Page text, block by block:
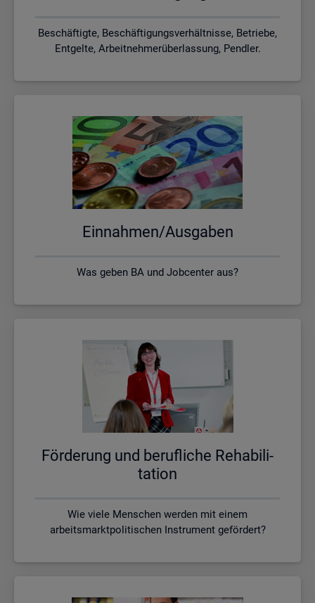
Beschäftigte, Beschäftigungsverhältnisse, Betriebe,
Entgelte, Arbeitnehmerüberlassung, Pendler.
Ein­nah­men/Aus­ga­ben
Was geben BA und Jobcenter aus?
För­de­rung und be­ruf­li­che Re­ha­bi­li­
ta­ti­on
Wie viele Menschen werden mit einem
arbeitsmarktpolitischen Instrument gefördert?